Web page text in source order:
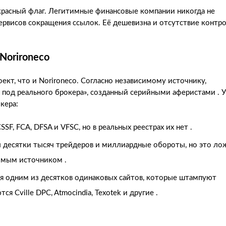
флаг. Легитимные финансовые компании никогда не
сокращения ссылок. Её дешевизна и отсутствие
что и Norironeco. Согласно независимому источнику,
реального брокера», созданный серийными аферистами . У
FCA, DFSA и VFSC, но в реальных реестрах их нет .
десятки тысяч трейдеров и миллиардные обороты, но это
источником .
одним из десятков одинаковых сайтов, которые штампуют
Cville DPC, Atmocindia, Texotek и другие .